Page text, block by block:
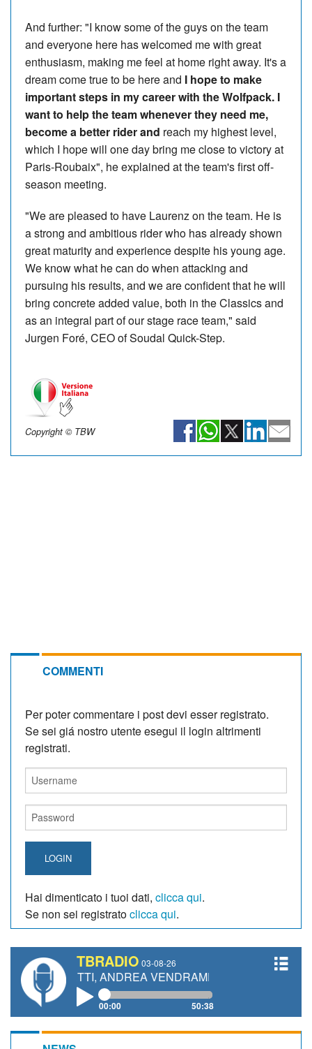
And further: "I know some of the guys on the team
and everyone here has welcomed me with great
enthusiasm, making me feel at home right away. It's a
dream come true to be here and I hope to make
important steps in my career with the Wolfpack. I
want to help the team whenever they need me,
become a better rider and reach my highest level,
which I hope will one day bring me close to victory at
Paris-Roubaix", he explained at the team's first off-
season meeting.
"We are pleased to have Laurenz on the team. He is
a strong and ambitious rider who has already shown
great maturity and experience despite his young age.
We know what he can do when attacking and
pursuing his results, and we are confident that he will
bring concrete added value, both in the Classics and
as an integral part of our stage race team," said
Jurgen Foré, CEO of Soudal Quick-Step.
Copyright © TBW
COMMENTI
Per poter commentare i post devi esser registrato.
Se sei giá nostro utente esegui il login altrimenti
registrati.
LOGIN
Hai dimenticato i tuoi dati, clicca qui.
Se non sei registratoclicca qui.
TBRADIO 03-08-26
ANDREA VENDRAME, FILIPPO FIORELLI
00:00 50:38